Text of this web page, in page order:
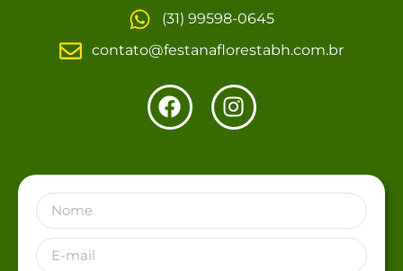
(31) 99598-0645
contato@festanaflorestabh.com.br